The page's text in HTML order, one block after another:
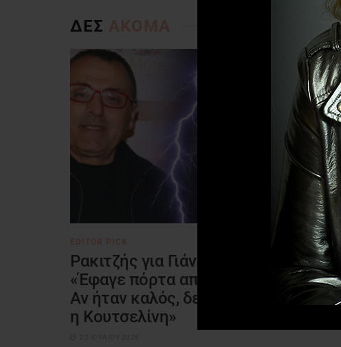
ΔΕΣ
Ρακιτζής για Γιάννη Μαλλιαρό:
«Έφαγε πόρτα από τον ΑΝΤ1 –
Αν ήταν καλός, δεν θα τον άφηνε
η Κουτσελίνη»